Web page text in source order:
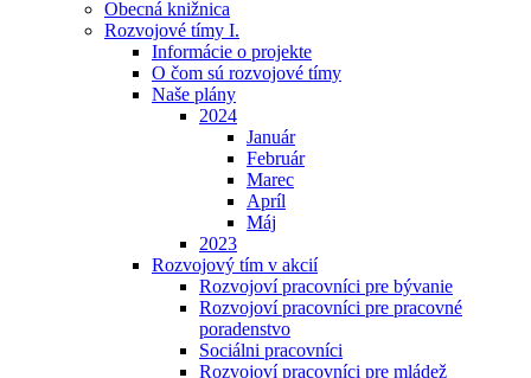
Obecná knižnica
Rozvojové tímy I.
Informácie o projekte
O čom sú rozvojové tímy
Naše plány
2024
Január
Február
Marec
Apríl
Máj
2023
Rozvojový tím v akcií
Rozvojoví pracovníci pre bývanie
Rozvojoví pracovníci pre pracovné
poradenstvo
Sociálni pracovníci
Rozvojoví pracovníci pre mládež